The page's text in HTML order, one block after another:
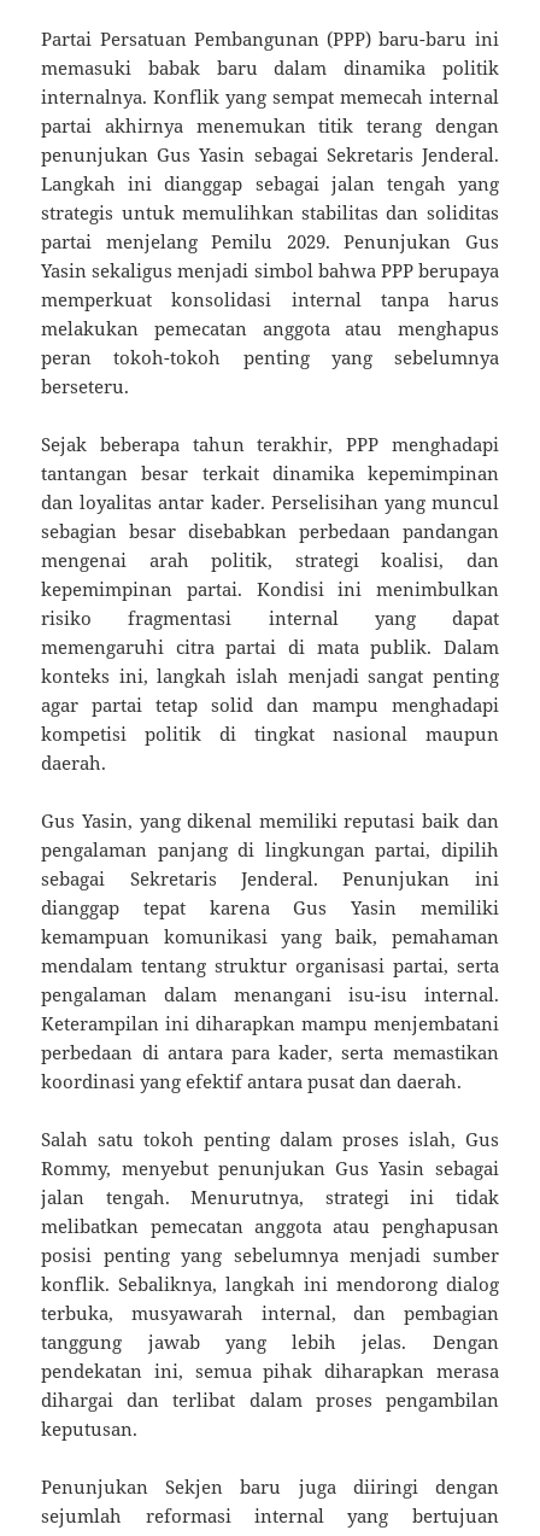
Partai Persatuan Pembangunan (PPP) baru-baru ini
memasuki babak baru dalam dinamika politik
internalnya. Konflik yang sempat memecah internal
partai akhirnya menemukan titik terang dengan
penunjukan Gus Yasin sebagai Sekretaris Jenderal.
Langkah ini dianggap sebagai jalan tengah yang
strategis untuk memulihkan stabilitas dan soliditas
partai menjelang Pemilu 2029. Penunjukan Gus
Yasin sekaligus menjadi simbol bahwa PPP berupaya
memperkuat konsolidasi internal tanpa harus
melakukan pemecatan anggota atau menghapus
peran tokoh-tokoh penting yang sebelumnya
berseteru.
Sejak beberapa tahun terakhir, PPP menghadapi
tantangan besar terkait dinamika kepemimpinan
dan loyalitas antar kader. Perselisihan yang muncul
sebagian besar disebabkan perbedaan pandangan
mengenai arah politik, strategi koalisi, dan
kepemimpinan partai. Kondisi ini menimbulkan
risiko fragmentasi internal yang dapat
memengaruhi citra partai di mata publik. Dalam
konteks ini, langkah islah menjadi sangat penting
agar partai tetap solid dan mampu menghadapi
kompetisi politik di tingkat nasional maupun
daerah.
Gus Yasin, yang dikenal memiliki reputasi baik dan
pengalaman panjang di lingkungan partai, dipilih
sebagai Sekretaris Jenderal. Penunjukan ini
dianggap tepat karena Gus Yasin memiliki
kemampuan komunikasi yang baik, pemahaman
mendalam tentang struktur organisasi partai, serta
pengalaman dalam menangani isu-isu internal.
Keterampilan ini diharapkan mampu menjembatani
perbedaan di antara para kader, serta memastikan
koordinasi yang efektif antara pusat dan daerah.
Salah satu tokoh penting dalam proses islah, Gus
Rommy, menyebut penunjukan Gus Yasin sebagai
jalan tengah. Menurutnya, strategi ini tidak
melibatkan pemecatan anggota atau penghapusan
posisi penting yang sebelumnya menjadi sumber
konflik. Sebaliknya, langkah ini mendorong dialog
terbuka, musyawarah internal, dan pembagian
tanggung jawab yang lebih jelas. Dengan
pendekatan ini, semua pihak diharapkan merasa
dihargai dan terlibat dalam proses pengambilan
keputusan.
Penunjukan Sekjen baru juga diiringi dengan
sejumlah reformasi internal yang bertujuan